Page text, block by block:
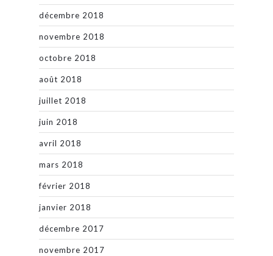
décembre 2018
novembre 2018
octobre 2018
août 2018
juillet 2018
juin 2018
avril 2018
mars 2018
février 2018
janvier 2018
décembre 2017
novembre 2017